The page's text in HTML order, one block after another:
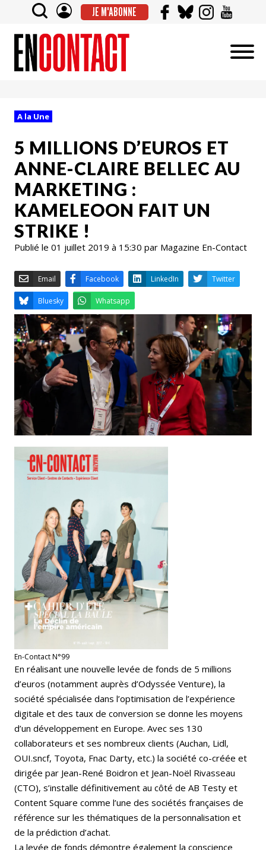
JE M'ABONNE
A la Une
5 MILLIONS D’EUROS ET
ANNE-CLAIRE BELLEC AU
MARKETING :
KAMELEOON FAIT UN
STRIKE !
Publié le 01 juillet 2019 à 15:30 par Magazine En-Contact
Email Facebook LinkedIn
Bluesky Whatsapp
En-Contact N°99
En réalisant une nouvelle levée de fonds de 5 millions
d’euros (notamment auprès d’Odyssée Venture), la
société spécialisée dans l’optimisation de l’expérience
digitale et des taux de conversion se donne les moyens
d’un développement en Europe. Avec ses 130
collaborateurs et ses nombreux clients (Auchan, Lidl,
OUI.sncf, Toyota, Fnac Darty, etc.) la société co-créée et
dirigée par Jean-René Boidron et Jean-Noël Rivasseau
(CTO), s’installe définitivement au côté de AB Testy et
Content Square comme l’une des sociétés françaises de
référence sur les thématiques de la personnalisation et
de la prédiction d’achat.
La levée de fonds démontre également la conscience